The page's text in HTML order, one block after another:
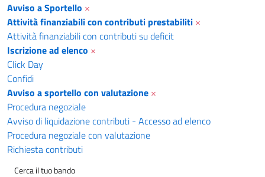
Avviso a Sportello ×
Attività finanziabili con contributi prestabiliti ×
Attività finanziabili con contributi su deficit
Iscrizione ad elenco ×
Click Day
Confidi
Avviso a sportello con valutazione ×
Procedura negoziale
Avviso di liquidazione contributi - Accesso ad elenco
Procedura negoziale con valutazione
Richiesta contributi
Cerca il tuo bando